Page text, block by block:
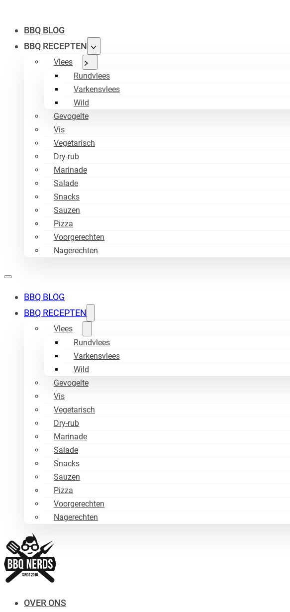
BBQ BLOG
BBQ RECEPTEN
Vlees
Rundvlees
Varkensvlees
Wild
Gevogelte
Vis
Vegetarisch
Dry-rub
Marinade
Salade
Snacks
Sauzen
Pizza
Voorgerechten
Nagerechten
BBQ BLOG
BBQ RECEPTEN
Vlees
Rundvlees
Varkensvlees
Wild
Gevogelte
Vis
Vegetarisch
Dry-rub
Marinade
Salade
Snacks
Sauzen
Pizza
Voorgerechten
Nagerechten
OVER ONS